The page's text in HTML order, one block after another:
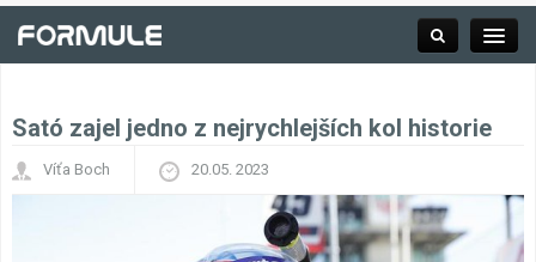
Závodní série
Sató zajel jedno z nejrychlejších kol historie
Víťa Boch 20.05. 2023